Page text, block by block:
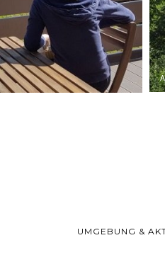
UMGEBUNG &